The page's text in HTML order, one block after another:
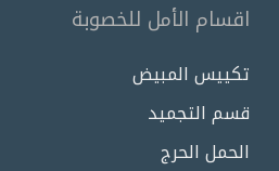
اقسام الأمل للخصوبة
تكييس المبيض
قسم التجميد
الحمل الحرج